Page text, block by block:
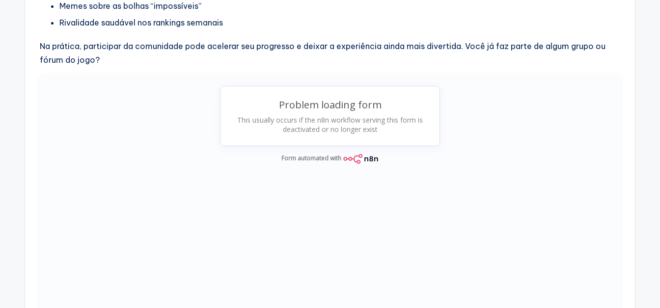
Memes sobre as bolhas “impossíveis”
Rivalidade saudável nos rankings semanais
Na prática, participar da comunidade pode acelerar seu progresso e deixar a experiência ainda mais divertida. Você já faz parte de algum grupo ou
fórum do jogo?